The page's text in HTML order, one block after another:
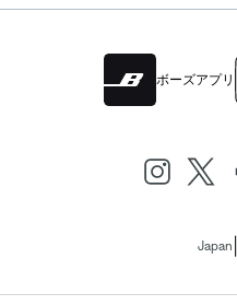
ボーズアプリ
Japan